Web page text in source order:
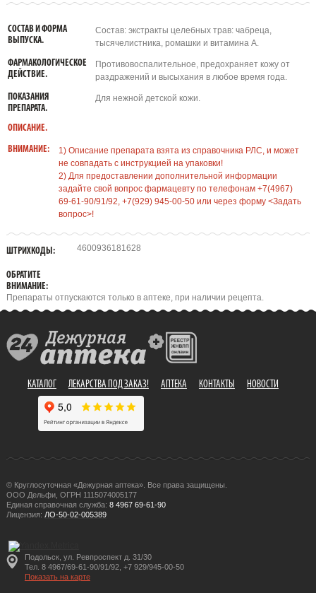
СОСТАВ И ФОРМА
ВЫПУСКА.
Состав: экстракты целебных трав: чабреца,
тысячелистника, ромашки и витамина А.
ФАРМАКОЛОГИЧЕСКОЕ
ДЕЙСТВИЕ.
Противовоспалительное, предохраняет кожу от
раздражений и высыхания в любое время года.
ПОКАЗАНИЯ
ПРЕПАРАТА.
Для нежной детской кожи.
ОПИСАНИЕ.
ВНИМАНИЕ:
1) Описание препарата взята из справочника РЛС, и может
не совпадать с инструкцией на упаковки!
2) Для предоставлении дополнительной информации
задайте свой вопрос фармацевту по телефонам +7(4967)
69-61-90/91/92, +7(929) 945-00-50 или через форму <Задать
вопрос>!
ШТРИХКОДЫ: 4600936181628
ОБРАТИТЕ
ВНИМАНИЕ:
Препараты отпускаются только в аптеке, при наличии рецепта.
КАТАЛОГ ЛЕКАРСТВА ПОД ЗАКАЗ! АПТЕКА КОНТАКТЫ НОВОСТИ
© Круглосуточная «Дежурная аптека». Все права защищены.
ООО Дельфи, ОГРН 1115074005177
Единая справочная служба: 8 4967 69-61-90
Лицензия: ЛО-50-02-005389
Подольск, ул. Ревпроспект д. 31/30
Тел. 8 4967/69-61-90/91/92, +7 929/945-00-50
Показать на карте